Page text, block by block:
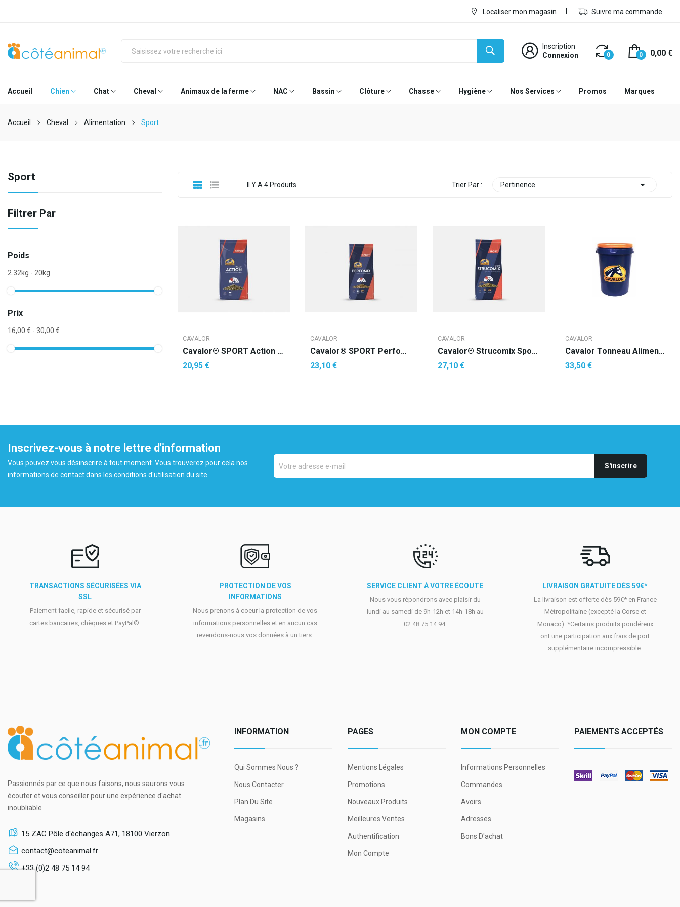
Localiser mon magasin Suivre ma commande
Inscription
Connexion
0 0 0,00 €
Accueil Chien Chat Cheval Animaux de la ferme NAC Bassin Clôture Chasse Hygiène Nos Services Promos Marques
Accueil Cheval Alimentation Sport
Sport
Filtrer Par
Poids
2.32kg - 20kg
Prix
16,00 € - 30,00 €
Il Y A 4 Produits. Trier Par : Pertinence 
CAVALOR
Cavalor® SPORT Action Pellet (granulé 10 Mm)
20,95 €
CAVALOR
Cavalor® SPORT Perfomix* (Mélange)
23,10 €
CAVALOR
Cavalor® Strucomix Sport* (Mélange)
27,10 €
CAVALOR
Cavalor Tonneau Alimentaire Cheval
33,50 €
Inscrivez-vous à notre lettre d'information
Vous pouvez vous désinscrire à tout moment. Vous trouverez pour cela nos
informations de contact dans les conditions d'utilisation du site.
TRANSACTIONS SÉCURISÉES VIA
SSL
Paiement facile, rapide et sécurisé par
cartes bancaires, chèques et PayPal®.
PROTECTION DE VOS
INFORMATIONS
Nous prenons à coeur la protection de vos
informations personnelles et en aucun cas
revendons-nous vos données à un tiers.
SERVICE CLIENT À VOTRE ÉCOUTE
Nous vous répondrons avec plaisir du
lundi au samedi de 9h-12h et 14h-18h au
02 48 75 14 94.
LIVRAISON GRATUITE DÈS 59€*
La livraison est offerte dès 59€* en France
Métropolitaine (excepté la Corse et
Monaco). *Certains produits pondéreux
ont une participation aux frais de port
supplémentaire incompressible.
Passionnés par ce que nous faisons, nous saurons vous
écouter et vous conseiller pour une expérience d'achat
inoubliable
15 ZAC Pôle d'échanges A71, 18100 Vierzon
contact@coteanimal.fr
+33 (0)2 48 75 14 94
INFORMATION
Qui Sommes Nous ?
Nous Contacter
Plan Du Site
Magasins
PAGES
Mentions Légales
Promotions
Nouveaux Produits
Meilleures Ventes
Authentification
Mon Compte
MON COMPTE
Informations Personnelles
Commandes
Avoirs
Adresses
Bons D'achat
PAIEMENTS ACCEPTÉS